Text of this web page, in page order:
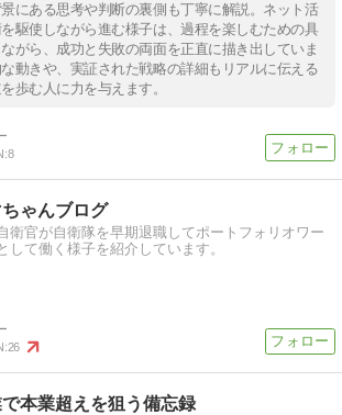
にある思考や判断の裏側も丁寧に解説。ネット活
駆使しながら進む様子は、過程を楽しむための具
がら、成功と失敗の両面を正直に描き出していま
動きや、実証された戦略の詳細もリアルに伝える
歩む人に力を与えます。
8
ゃんブログ
衛官が自衛隊を早期退職してポートフォリオワー
して働く様子を紹介しています。
26
本業超えを狙う備忘録